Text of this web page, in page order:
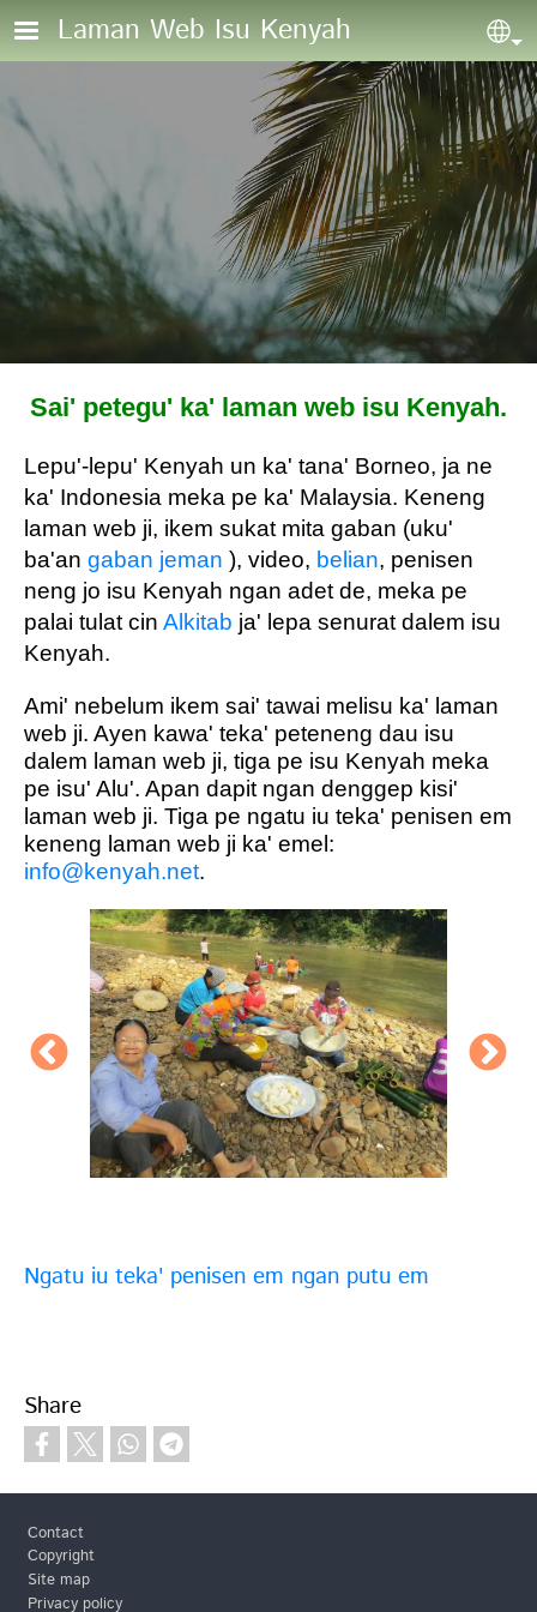
Skip to main content
Laman Web Isu Kenyah
Sai' petegu' ka' laman web isu Kenyah.
Lepu'-lepu' Kenyah un ka' tana' Borneo, ja ne
ka' Indonesia meka pe ka' Malaysia. Keneng
laman web ji, ikem sukat mita gaban (uku'
ba'an gaban jeman ), video, belian, penisen
neng jo isu Kenyah ngan adet de, meka pe
palai tulat cin Alkitab ja' lepa senurat dalem isu
Kenyah.
Ami' nebelum ikem sai' tawai melisu ka' laman
web ji. Ayen kawa' teka' peteneng dau isu
dalem laman web ji, tiga pe isu Kenyah meka
pe isu' Alu'. Apan dapit ngan denggep kisi'
laman web ji. Tiga pe ngatu iu teka' penisen em
keneng laman web ji ka' emel:
info@kenyah.net.
Ngatu iu teka' penisen em ngan putu em
Share
Footer
Contact
Copyright
Site map
Privacy policy